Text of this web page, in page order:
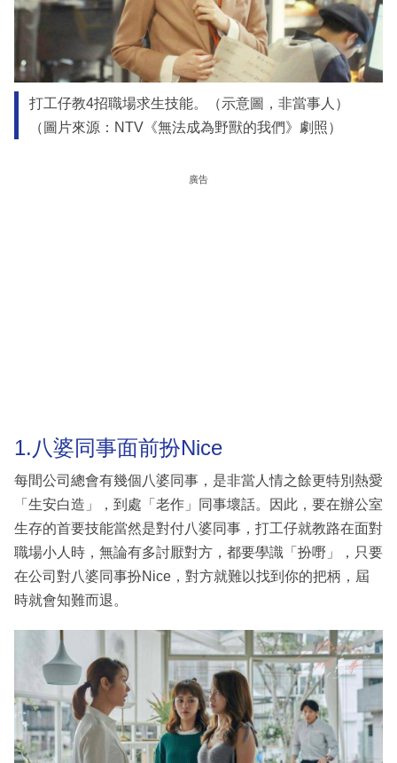
打工仔教4招職場求生技能。（示意圖，非當事人）
（圖片來源：NTV《無法成為野獸的我們》劇照）
廣告
1.八婆同事面前扮Nice
每間公司總會有幾個八婆同事，是非當人情之餘更特別熱愛
「生安白造」，到處「老作」同事壞話。因此，要在辦公室
生存的首要技能當然是對付八婆同事，打工仔就教路在面對
職場小人時，無論有多討厭對方，都要學識「扮嘢」，只要
在公司對八婆同事扮Nice，對方就難以找到你的把柄，屆
時就會知難而退。